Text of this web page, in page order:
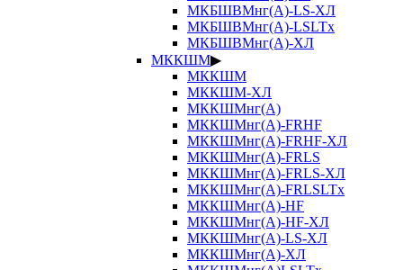
МКБШВМнг(А)-LS-ХЛ
МКБШВМнг(А)-LSLTx
МКБШВМнг(А)-ХЛ
МККШМ▶
МККШМ
МККШМ-ХЛ
МККШМнг(А)
МККШМнг(А)-FRHF
МККШМнг(А)-FRHF-ХЛ
МККШМнг(А)-FRLS
МККШМнг(А)-FRLS-ХЛ
МККШМнг(А)-FRLSLTx
МККШМнг(А)-HF
МККШМнг(А)-HF-ХЛ
МККШМнг(А)-LS-ХЛ
МККШМнг(А)-ХЛ